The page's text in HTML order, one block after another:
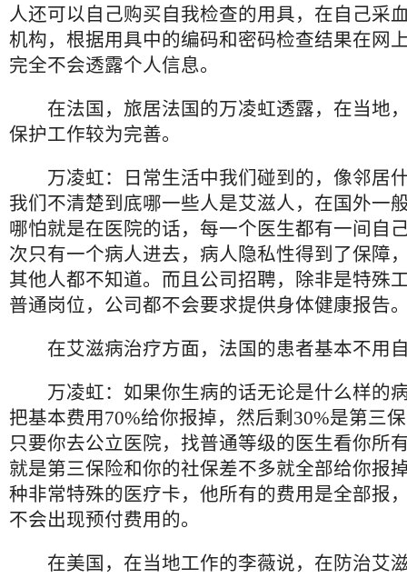
人还可以自己购买自我检查的用具，在自己采
机构，根据用具中的编码和密码检查结果在网
完全不会透露个人信息。
在法国，旅居法国的万凌虹透露，在当地
保护工作较为完善。
万凌虹：日常生活中我们碰到的，像邻居
我们不清楚到底哪一些人是艾滋人，在国外一
哪怕就是在医院的话，每一个医生都有一间自
次只有一个病人进去，病人隐私性得到了保障
其他人都不知道。而且公司招聘，除非是特殊
普通岗位，公司都不会要求提供身体健康报告
在艾滋病治疗方面，法国的患者基本不用
万凌虹：如果你生病的话无论是什么样的
把基本费用70%给你报掉，然后剩30%是第三
只要你去公立医院，找普通等级的医生看你所
就是第三保险和你的社保差不多就全部给你报
种非常特殊的医疗卡，他所有的费用是全部报
不会出现预付费用的。
在美国，在当地工作的李薇说，在防治艾